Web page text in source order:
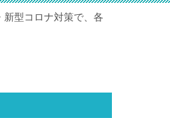
型コロナ対策で、各